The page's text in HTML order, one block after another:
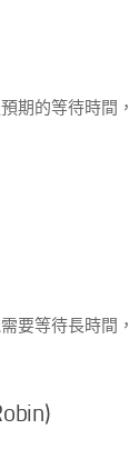
期的等待時間，
要等待長時間，